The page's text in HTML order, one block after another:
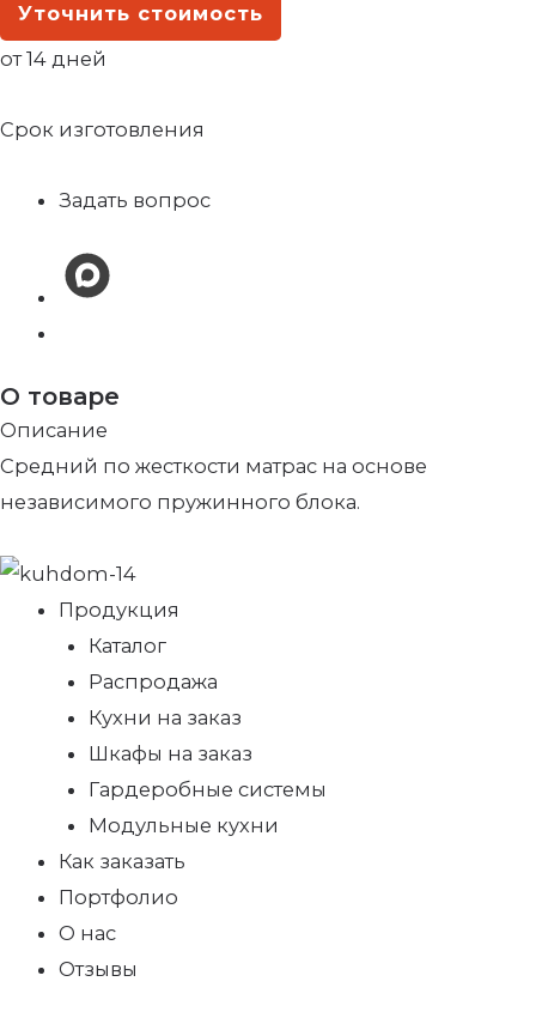
Уточнить стоимость
от 14 дней
Срок изготовления
Задать вопрос
О товаре
Описание
Средний по жесткости матрас на основе
независимого пружинного блока.
Продукция
Каталог
Распродажа
Кухни на заказ
Шкафы на заказ
Гардеробные системы
Модульные кухни
Как заказать
Портфолио
О нас
Отзывы